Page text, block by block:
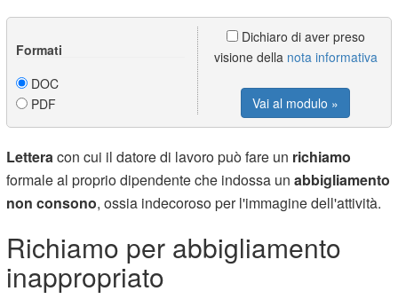
Formati
DOC
PDF
Dichiaro di aver preso
visione della nota informativa
Vai al modulo »
Letteracon cui il datore di lavoro può fare un richiamo
formale al proprio dipendente che indossa unabbigliamento
non consono, ossia indecoroso per l'immagine dell'attività.
Richiamo per abbigliamento
inappropriato